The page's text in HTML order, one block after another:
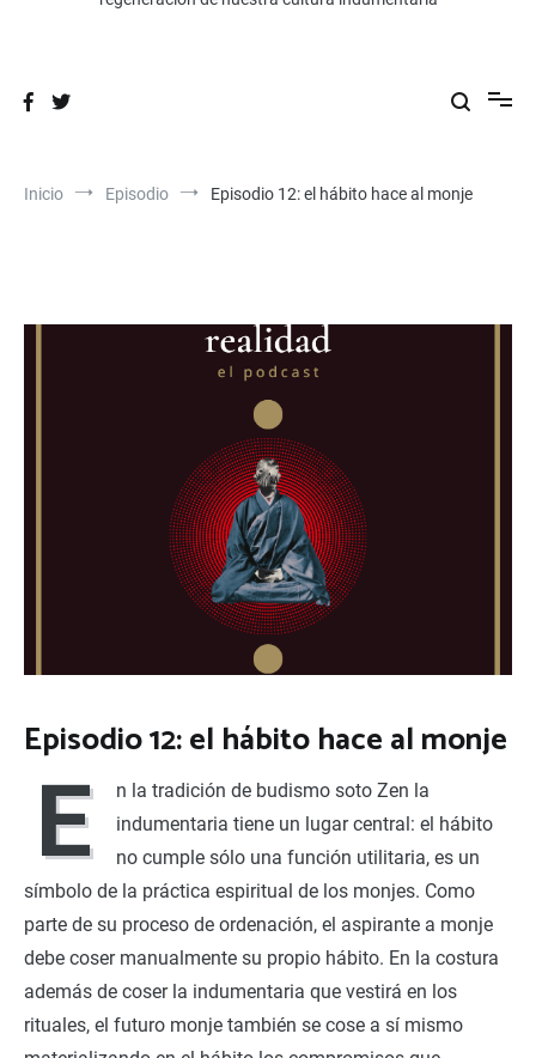
Inicio Episodio Episodio 12: el hábito hace al monje
Episodio 12: el hábito hace al monje
E
n la tradición de budismo soto Zen la
indumentaria tiene un lugar central: el hábito
no cumple sólo una función utilitaria, es un
símbolo de la práctica espiritual de los monjes. Como
parte de su proceso de ordenación, el aspirante a monje
debe coser manualmente su propio hábito. En la costura
además de coser la indumentaria que vestirá en los
rituales, el futuro monje también se cose a sí mismo